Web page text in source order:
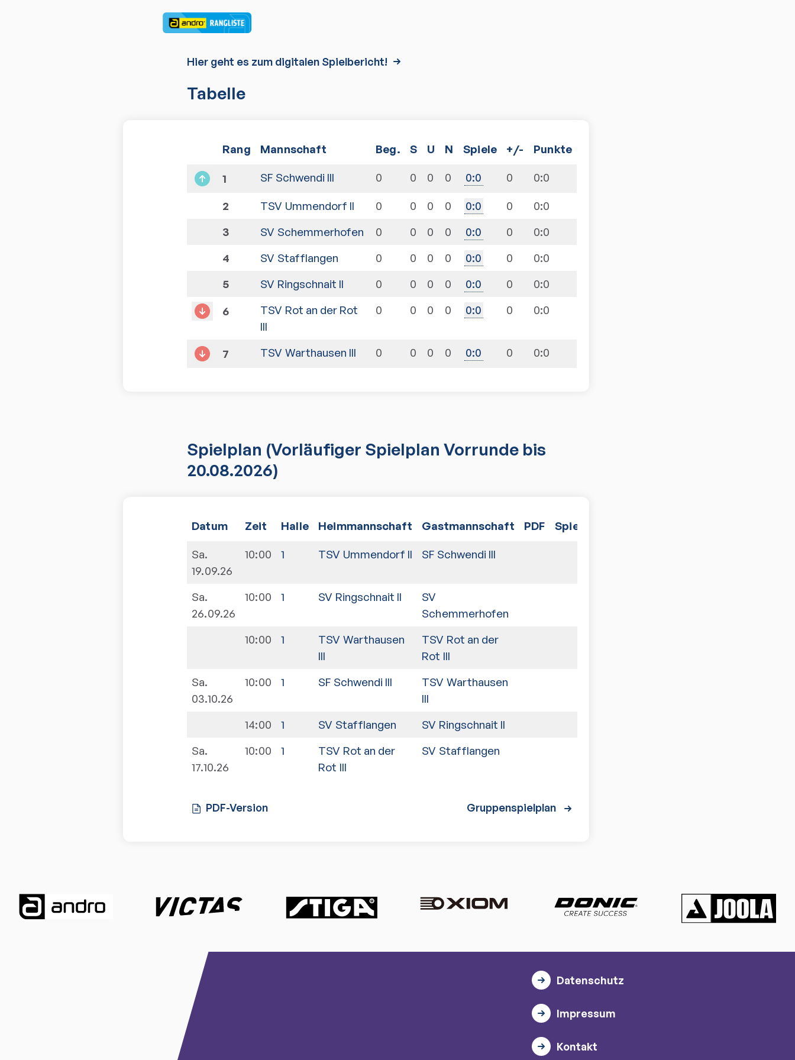
Hier geht es zum digitalen Spielbericht!
Tabelle
Rang Mannschaft Beg. S U N Spiele +/- Punkte
1 SF Schwendi III 0 0 0 0 0:0 0 0:0
2 TSV Ummendorf II 0 0 0 0 0:0 0 0:0
3
SV Schemmerhofen 0 0 0 0 0:0 0 0:0
4
SV Stafflangen 0 0 0 0 0:0 0 0:0
5
SV Ringschnait II 0 0 0 0 0:0 0 0:0
6
TSV Rot an der Rot
III
0 0 0 0 0:0 0 0:0
7 TSV Warthausen III 0 0 0 0 0:0 0 0:0
Spielplan (Vorläufiger Spielplan Vorrunde bis
20.08.2026)
Datum Zeit Halle Heimmannschaft Gastmannschaft PDF Spiele
Sa.
19.09.26
10:00 1 TSV Ummendorf II SF Schwendi III
Sa.
26.09.26
10:00 1 SV Ringschnait II
SV
Schemmerhofen
10:00
1
TSV Warthausen
III
TSV Rot an der
Rot III
Sa.
03.10.26
10:00 1 SF Schwendi III
TSV Warthausen
III
14:00
1 SV Stafflangen
SV Ringschnait II
Sa.
17.10.26
10:00 1
TSV Rot an der
Rot III
SV Stafflangen
PDF-Version Gruppenspielplan
Datenschutz
Impressum
Kontakt